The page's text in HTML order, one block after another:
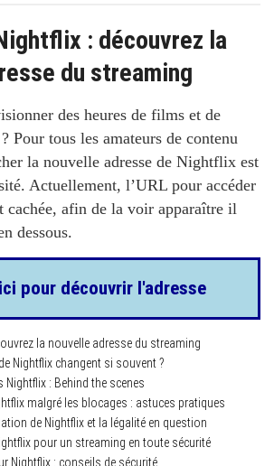
: découvrez la
du streaming
des heures de films et de
Pour tous les amateurs de contenu
la nouvelle adresse de Nightflix est
Actuellement, l’URL pour accéder
cachée, afin de la voir apparaître il
dessous.
pour découvrir l'adresse
la nouvelle adresse du streaming
Nightflix changent si souvent ?
Nightflix : Behind the scenes
malgré les blocages : astuces pratiques
de Nightflix et la légalité en question
pour un streaming en toute sécurité
Nightflix : conseils de sécurité